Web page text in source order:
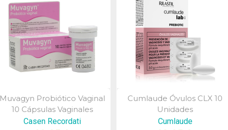
Vista Rápida
Muvagyn Probiótico Vaginal
10 Cápsulas Vaginales
Casen Recordati
Vista Rápida
Cumlaude Óvulos CLX 10
Unidades
Cumlaude